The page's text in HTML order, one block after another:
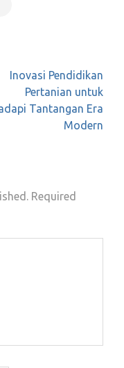
Inovasi Pendidikan
Pertanian untuk
Tantangan Era
Modern
Required